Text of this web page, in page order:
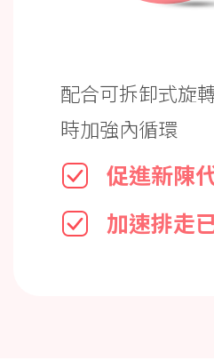
配合可拆卸式旋
時加強內循環
促進新陳
加速排走